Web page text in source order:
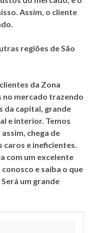
Assim, o cliente
regiões de São
da Zona
no mercado trazendo
da capital, grande
e interior. Temos
chega de
e ineficientes.
com um excelente
e saiba o que
um grande